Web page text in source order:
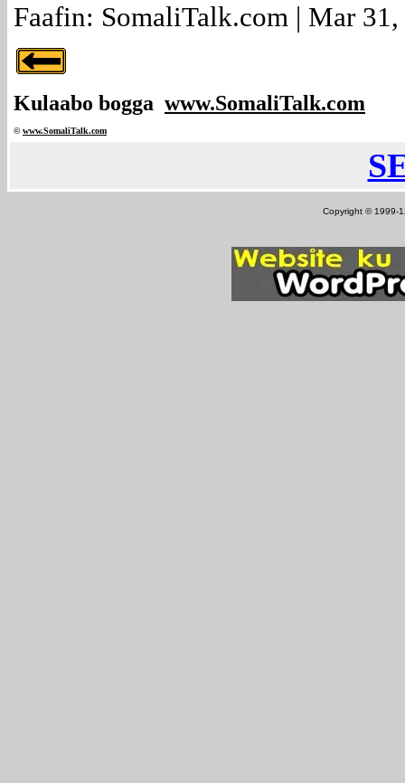
Faafin: SomaliTalk.com | Mar
Kulaabo bogga www.SomaliTalk.com
©www.SomaliTalk.com
Copyright © 1999-